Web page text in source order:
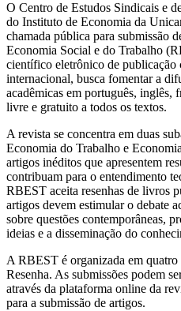
O Centro de Estudos Sindicais e
do Instituto de Economia da
chamada pública para submissão
Economia Social e do Trabalho
científico eletrônico de publicação
internacional, busca fomentar a
acadêmicas em português, inglês,
livre e gratuito a todos os textos.
A revista se concentra em duas
Economia do Trabalho e
artigos inéditos que apresentem
contribuam para o entendimento
RBEST aceita resenhas de livros
artigos devem estimular o debate
sobre questões contemporâneas,
ideias e a disseminação do
A RBEST é organizada em
Resenha. As submissões podem
através da plataforma online da
para a submissão de artigos.